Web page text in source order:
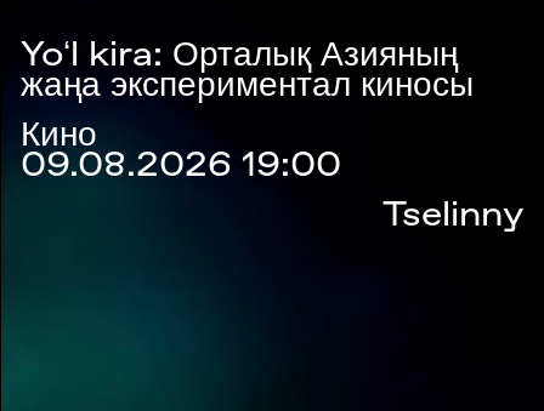
Yoʻl kira: Орталық Азияның
жаңа экспериментал киносы
Кино
09.08.2026 19:00
Tselinny